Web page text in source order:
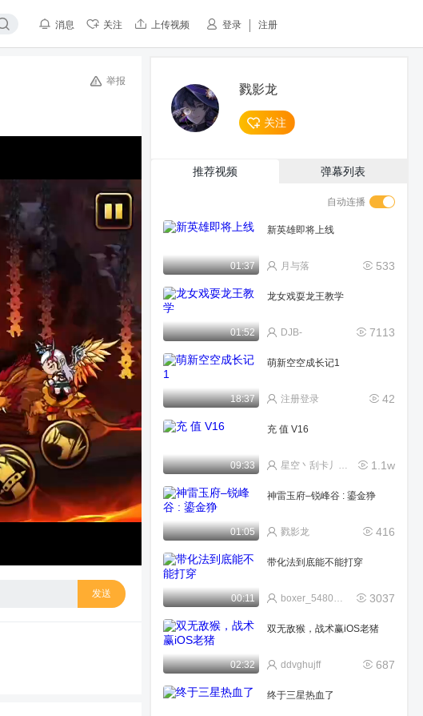
登录 注册
消息 关注 上传视频
举报
发送
戮影龙
关注
推荐视频 弹幕列表
自动连播
01:37
新英雄即将上线
533
月与落
01:52
龙女戏耍龙王教学
7113
DJB-
18:37
萌新空空成长记1
42
注册登录
09:33
充 值 V16
1.1w
星空丶刮卡丿海底洞人
01:05
神雷玉府–锐峰谷 : 鎏金狰
416
戮影龙
00:11
带化法到底能不能打穿
3037
boxer_5480629737c
02:32
双无敌猴，战术赢iOS老猪
687
ddvghujff
终于三星热血了